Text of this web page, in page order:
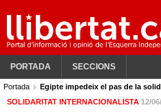
PORTADA SECCIONS
Portada
Egipte impedeix el pas de la
SOLIDARITAT INTERNACIONALISTA 12/